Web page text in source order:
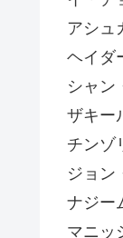
アシュ
ヘイダ
シャン
ザキー
チンゾ
ジョン
ナジー
マニッ